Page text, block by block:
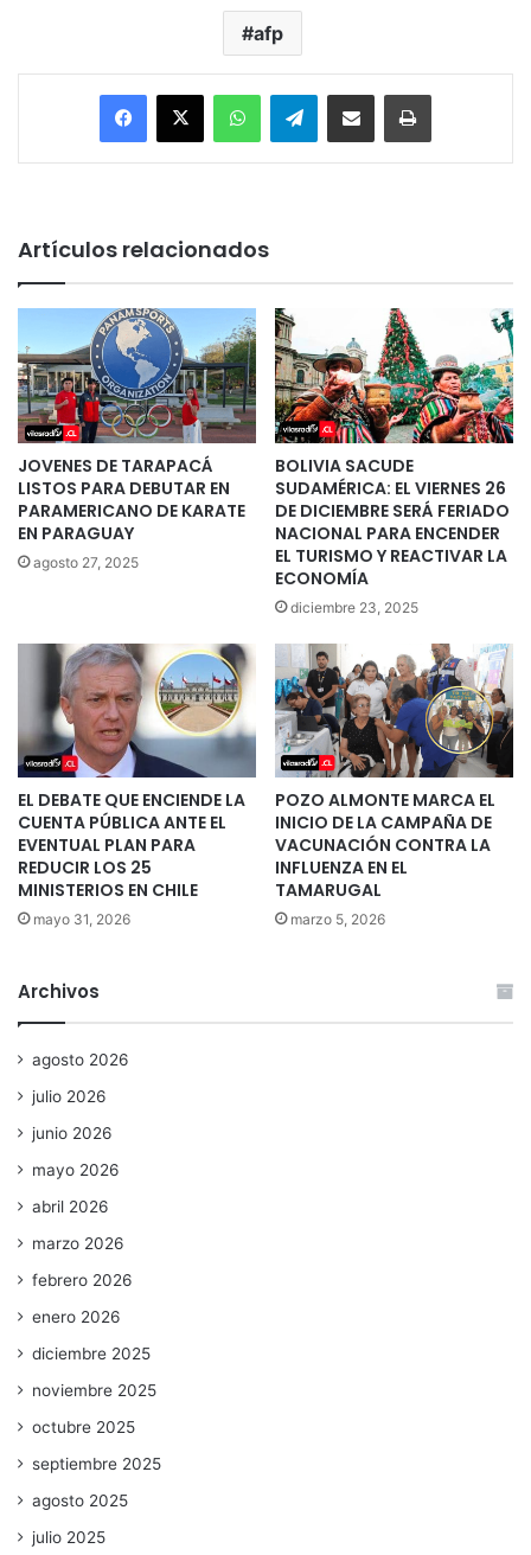
afp
Facebook
X WhatsAppTelegramEnviar vía email Imprimir
Artículos relacionados
JOVENES DE TARAPACÁ
LISTOS PARA DEBUTAR EN
PARAMERICANO DE KARATE
EN PARAGUAY
agosto 27, 2025
BOLIVIA SACUDE
SUDAMÉRICA: EL VIERNES 26
DE DICIEMBRE SERÁ FERIADO
NACIONAL PARA ENCENDER
EL TURISMO Y REACTIVAR LA
ECONOMÍA
diciembre 23, 2025
EL DEBATE QUE ENCIENDE LA
CUENTA PÚBLICA ANTE EL
EVENTUAL PLAN PARA
REDUCIR LOS 25
MINISTERIOS EN CHILE
mayo 31, 2026
POZO ALMONTE MARCA EL
INICIO DE LA CAMPAÑA DE
VACUNACIÓN CONTRA LA
INFLUENZA EN EL
TAMARUGAL
marzo 5, 2026
Archivos
agosto 2026
julio 2026
junio 2026
mayo 2026
abril 2026
marzo 2026
febrero 2026
enero 2026
diciembre 2025
noviembre 2025
octubre 2025
septiembre 2025
agosto 2025
julio 2025